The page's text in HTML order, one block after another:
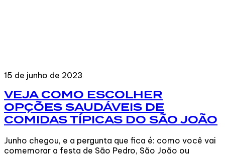
15 de junho de 2023
VEJA COMO ESCOLHER
OPÇÕES SAUDÁVEIS DE
COMIDAS TÍPICAS DO SÃO JOÃO
Junho chegou, e a pergunta que fica é: como você vai
comemorar a festa de São Pedro, São João ou